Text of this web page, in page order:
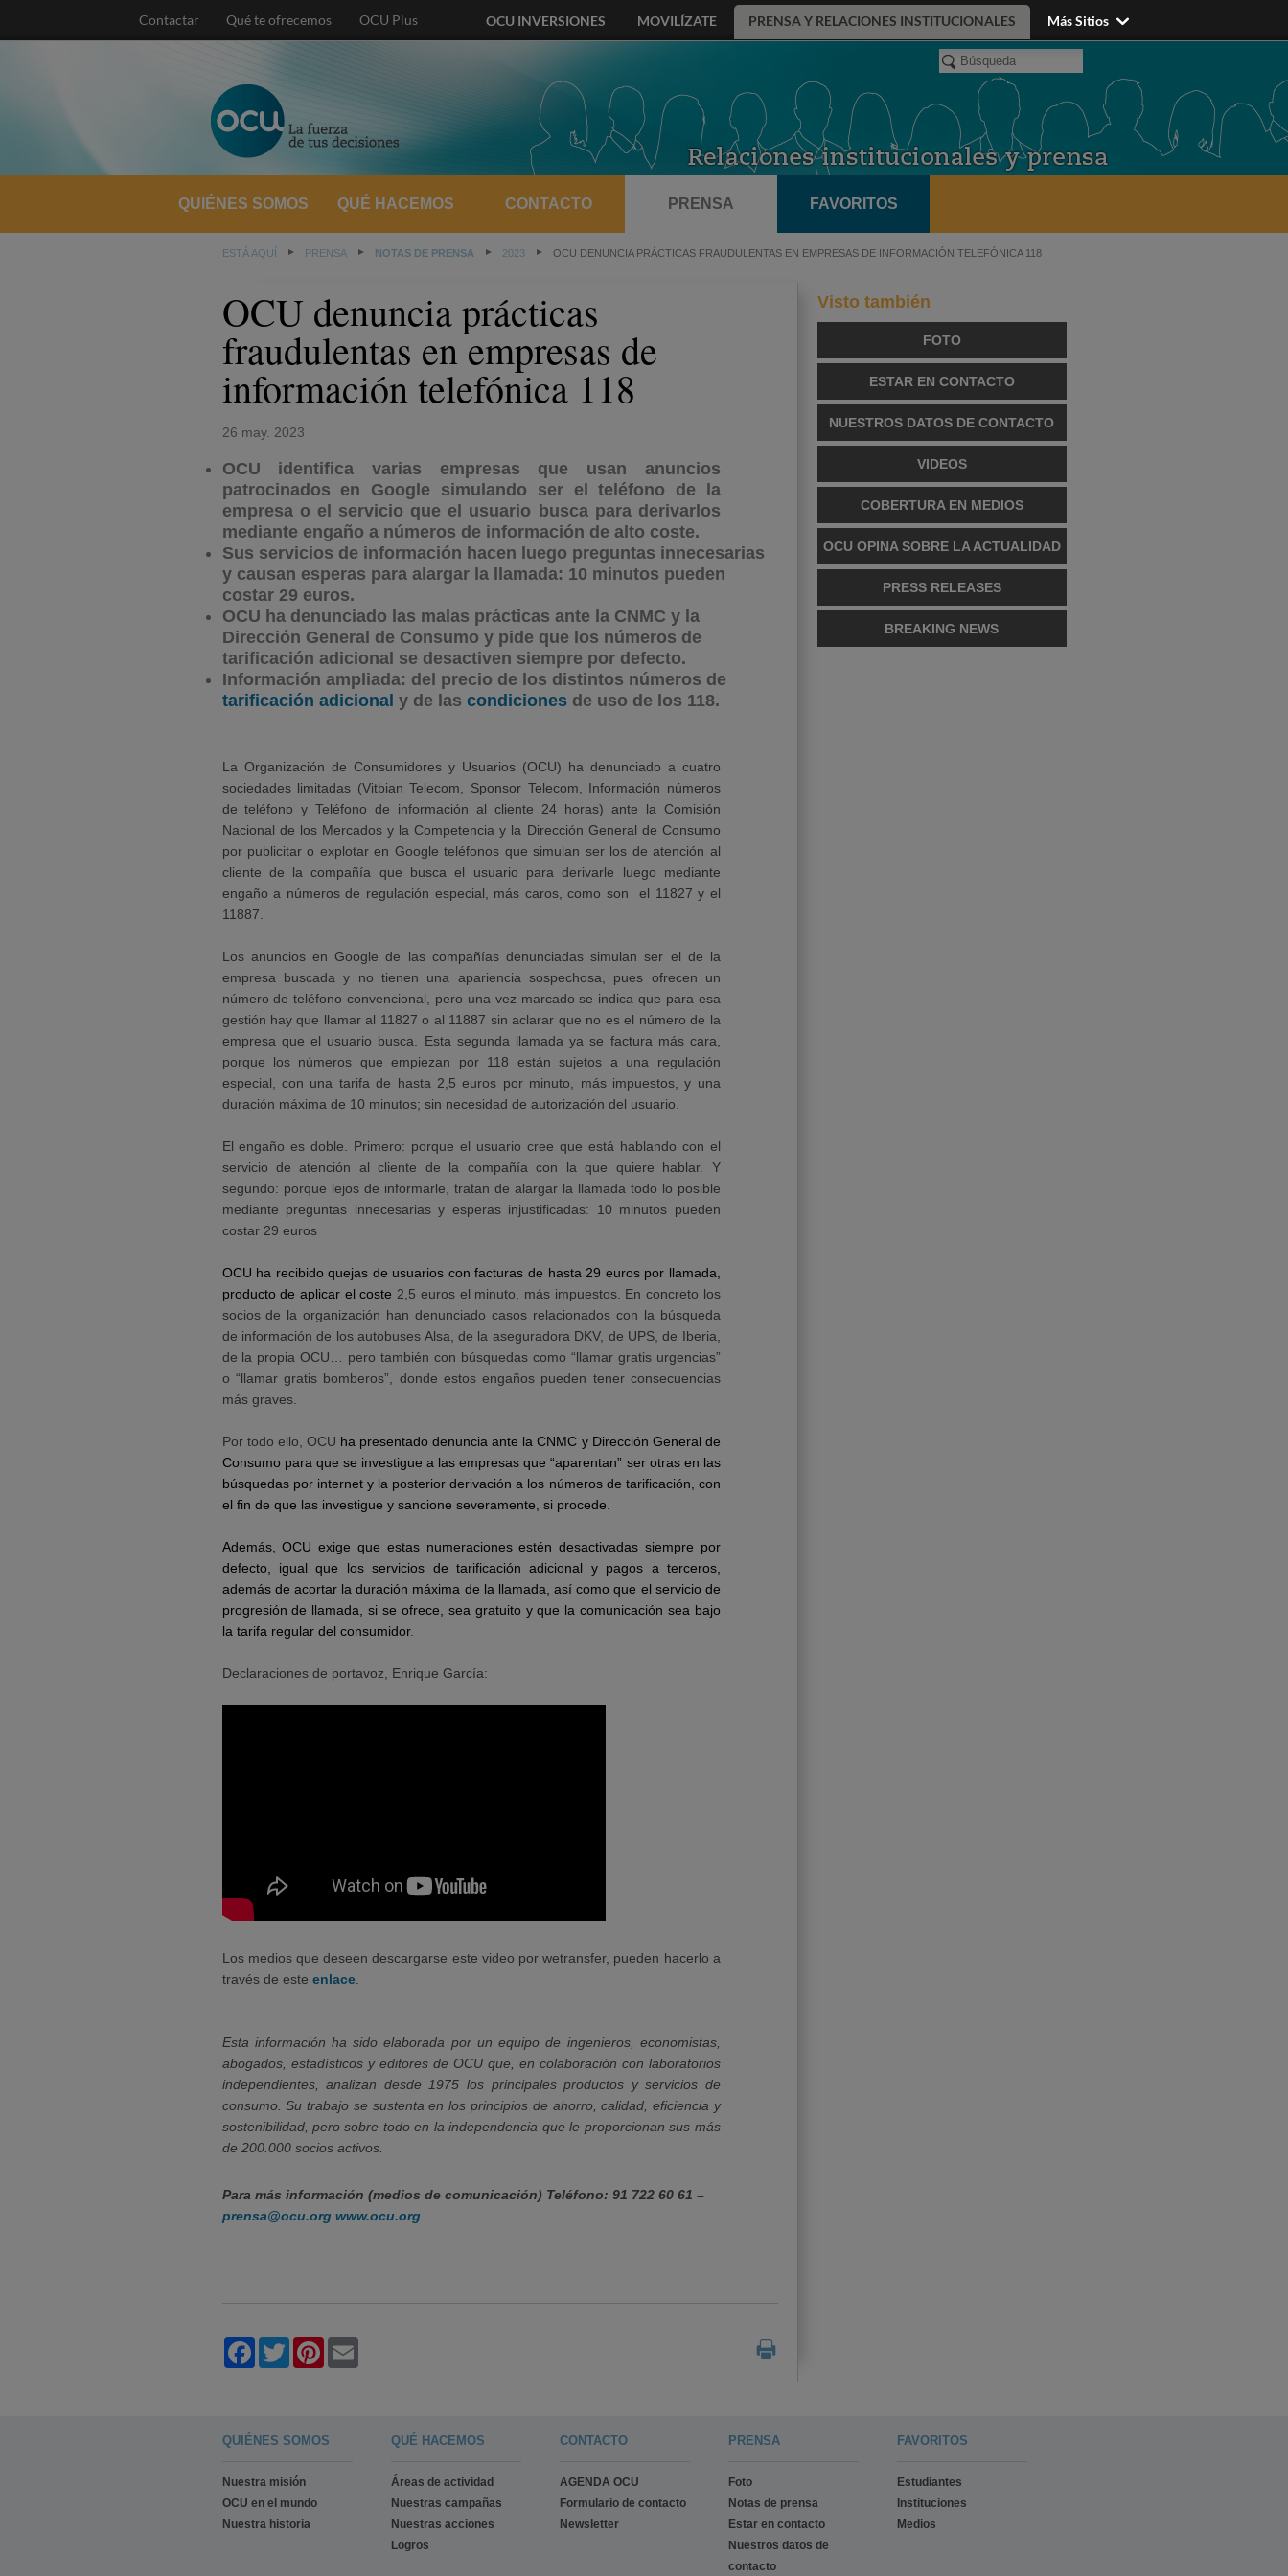
Contactar Qué te ofrecemos OCU Plus OCU INVERSIONES MOVILÍZATE PRENSA Y RELACIONES INSTITUCIONALES Más Sitios
QUIÉNES SOMOS QUÉ HACEMOS CONTACTO PRENSA FAVORITOS
ESTÁ AQUÍ PRENSA NOTAS DE PRENSA 2023 OCU DENUNCIA PRÁCTICAS FRAUDULENTAS EN EMPRESAS DE INFORMACIÓN TELEFÓNICA 118
OCU denuncia prácticas
fraudulentas en empresas de
información telefónica 118
26 may. 2023
OCU identifica varias empresas que usan anuncios
patrocinados en Google simulando ser el teléfono de la
empresa o el servicio que el usuario busca para derivarlos
mediante engaño a números de información de alto coste.
Sus servicios de información hacen luego preguntas innecesarias
y causan esperas para alargar la llamada: 10 minutos pueden
costar 29 euros.
OCU ha denunciado las malas prácticas ante la CNMC y la
Dirección General de Consumo y pide que los números de
tarificación adicional se desactiven siempre por defecto.
Información ampliada: del precio de los distintos números de
tarificación adicional y de las condicionesde uso de los 118.
La Organización de Consumidores y Usuarios (OCU) ha denunciado a cuatro
sociedades limitadas (Vitbian Telecom, Sponsor Telecom, Información números
de teléfono y Teléfono de información al cliente 24 horas) ante la Comisión
Nacional de los Mercados y la Competencia y la Dirección General de Consumo
por publicitar o explotar en Google teléfonos que simulan ser los de atención al
cliente de la compañía que busca el usuario para derivarle luego mediante
engaño a números de regulación especial, más caros, como son el 11827 y el
11887.
Los anuncios en Google de las compañías denunciadas simulan ser el de la
empresa buscada y no tienen una apariencia sospechosa, pues ofrecen un
número de teléfono convencional, pero una vez marcado se indica que para esa
gestión hay que llamar al 11827 o al 11887 sin aclarar que no es el número de la
empresa que el usuario busca. Esta segunda llamada ya se factura más cara,
porque los números que empiezan por 118 están sujetos a una regulación
especial, con una tarifa de hasta 2,5 euros por minuto, más impuestos, y una
duración máxima de 10 minutos; sin necesidad de autorización del usuario.
El engaño es doble. Primero: porque el usuario cree que está hablando con el
servicio de atención al cliente de la compañía con la que quiere hablar. Y
segundo: porque lejos de informarle, tratan de alargar la llamada todo lo posible
mediante preguntas innecesarias y esperas injustificadas: 10 minutos pueden
costar 29 euros
OCU ha recibido quejas de usuarios con facturas de hasta 29 euros por llamada,
producto de aplicar el coste 2,5 euros el minuto, más impuestos. En concreto los
socios de la organización han denunciado casos relacionados con la búsqueda
de información de los autobuses Alsa, de la aseguradora DKV, de UPS, de Iberia,
de la propia OCU… pero también con búsquedas como “llamar gratis urgencias”
o “llamar gratis bomberos”, donde estos engaños pueden tener consecuencias
más graves.
Por todo ello, OCU ha presentado denuncia ante la CNMC y Dirección General de
Consumo para que se investigue a las empresas que “aparentan” ser otras en las
búsquedas por internet y la posterior derivación a los números de tarificación, con
el fin de que las investigue y sancione severamente, si procede.
Además, OCU exige que estas numeraciones estén desactivadas siempre por
defecto, igual que los servicios de tarificación adicional y pagos a terceros,
además de acortar la duración máxima de la llamada, así como que el servicio de
progresión de llamada, si se ofrece, sea gratuito y que la comunicación sea bajo
la tarifa regular del consumidor.
Declaraciones de portavoz, Enrique García:
Los medios que deseen descargarse este video por wetransfer, pueden hacerlo a
través de este enlace.
Esta información ha sido elaborada por un equipo de ingenieros, economistas,
abogados, estadísticos y editores de OCU que, en colaboración con laboratorios
independientes, analizan desde 1975 los principales productos y servicios de
consumo. Su trabajo se sustenta en los principios de ahorro, calidad, eficiencia y
sostenibilidad, pero sobre todo en la independencia que le proporcionan sus más
de 200.000 socios activos.
Para más información (medios de comunicación) Teléfono: 91 722 60 61 –
prensa@ocu.org www.ocu.org
Facebook
TwitterPinterest
Email
Visto también
FOTO
ESTAR EN CONTACTO
NUESTROS DATOS DE CONTACTO
VIDEOS
COBERTURA EN MEDIOS
OCU OPINA SOBRE LA ACTUALIDAD
PRESS RELEASES
BREAKING NEWS
QUIÉNES SOMOS
Nuestra misión
OCU en el mundo
Nuestra historia
QUÉ HACEMOS
Áreas de actividad
Nuestras campañas
Nuestras acciones
Logros
CONTACTO
AGENDA OCU
Formulario de contacto
Newsletter
PRENSA
Foto
Notas de prensa
Estar en contacto
Nuestros datos de
contacto
FAVORITOS
Estudiantes
Instituciones
Medios